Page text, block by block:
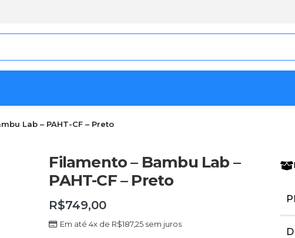
Lab – PAHT-CF – Preto
Filamento – Bambu Lab –
PAHT-CF – Preto
R$749,00
Em até 4x de R$187,25sem juros